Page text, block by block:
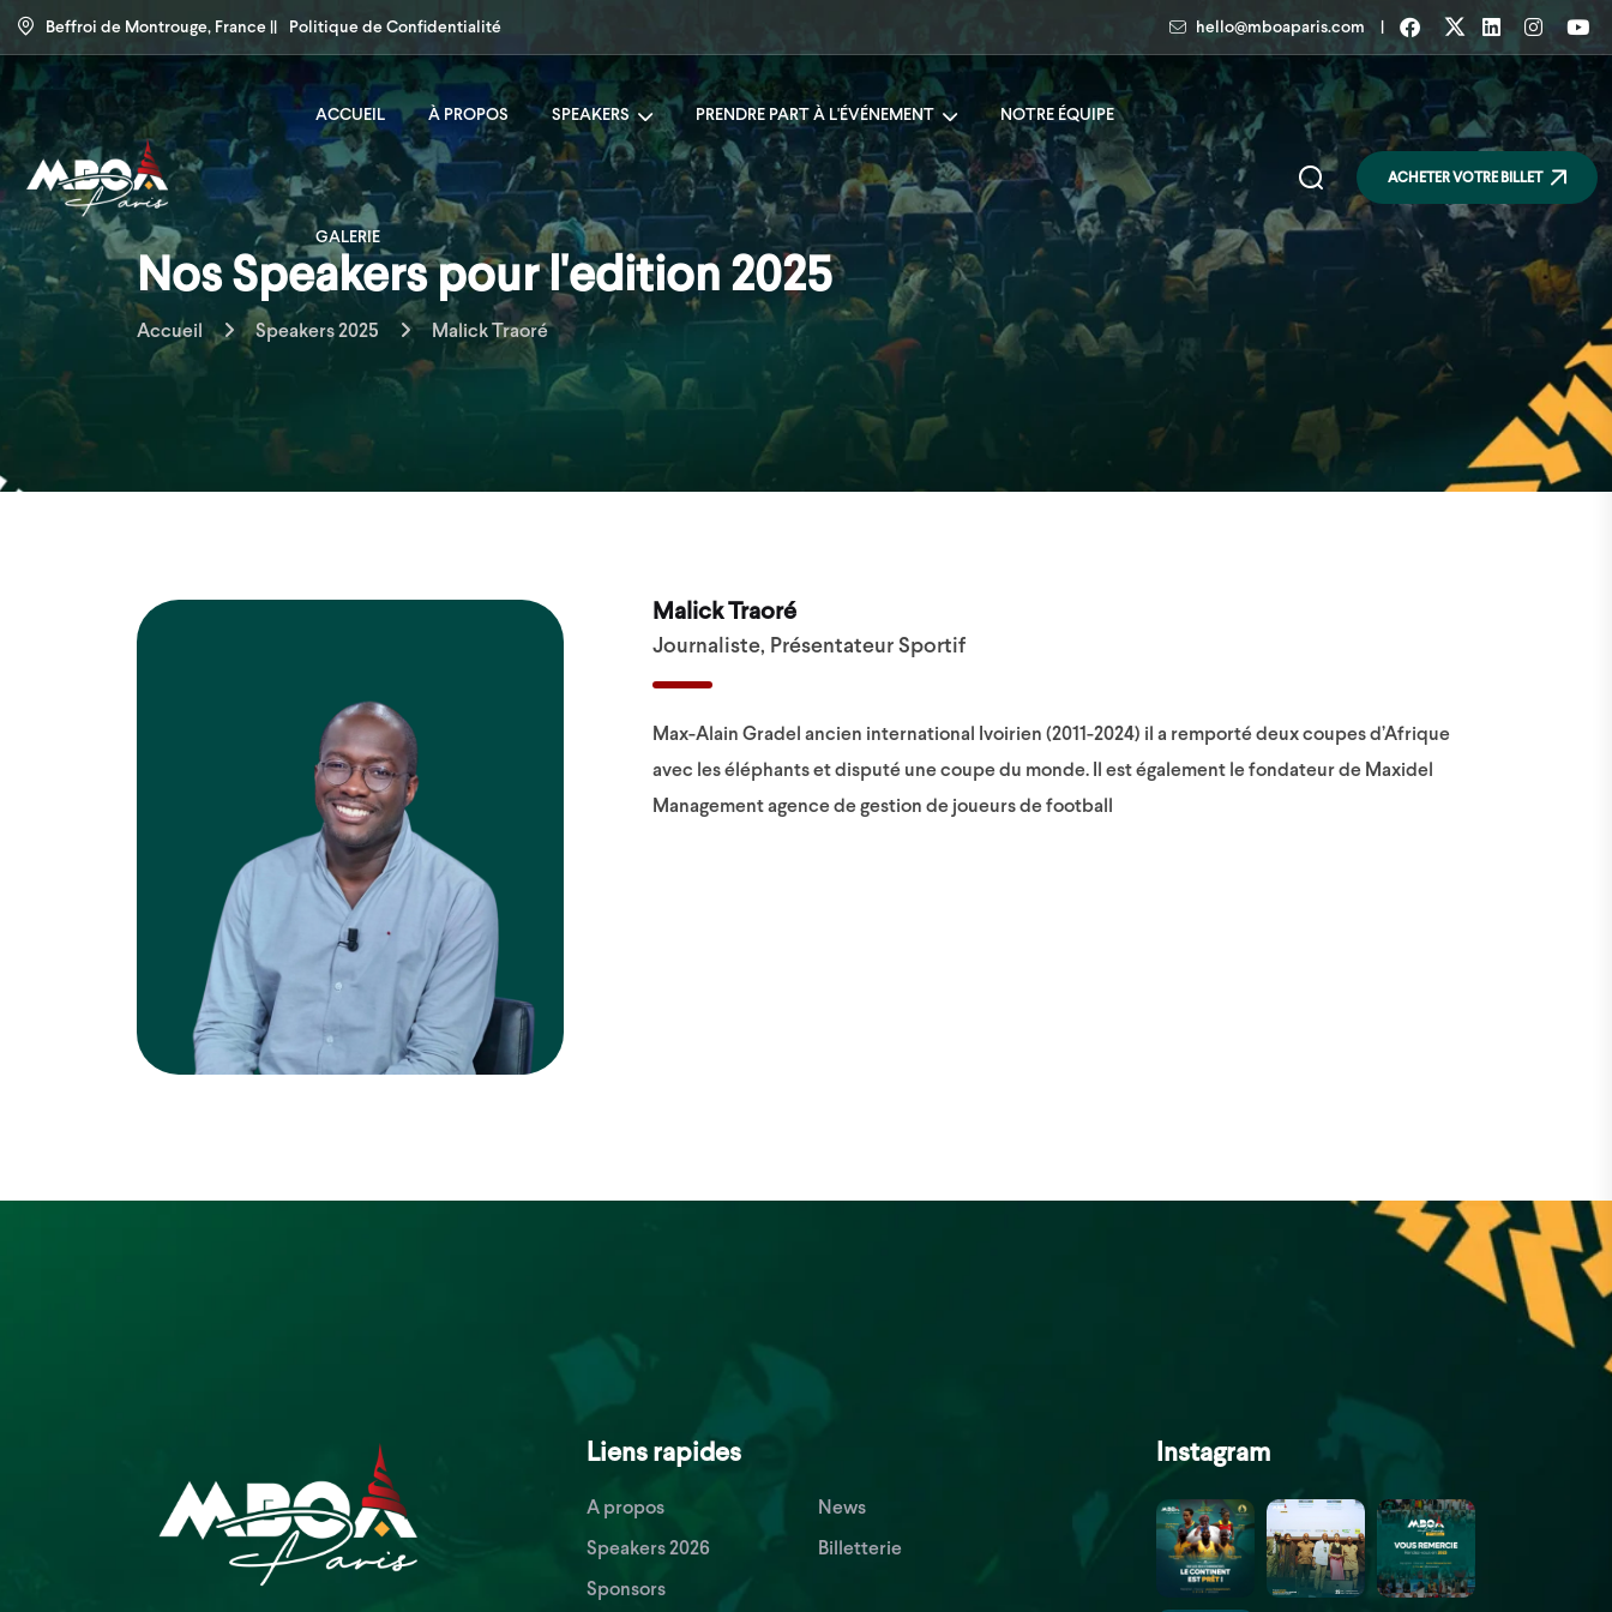
Beffroi de Montrouge, France || Politique de Confidentialité hello@mboaparis.com
ACCUEIL À PROPOS SPEAKERS PRENDRE PART À L'ÉVÉNEMENT NOTRE ÉQUIPE
GALERIE
ACHETER VOTRE BILLET
Nos Speakers pour l'edition 2025
Accueil Speakers 2025 Malick Traoré
Malick Traoré
Journaliste, Présentateur Sportif
Max-Alain Gradel ancien international Ivoirien (2011-2024) il a remporté deux coupes d’Afrique
avec les éléphants et disputé une coupe du monde. Il est également le fondateur de Maxidel
Management agence de gestion de joueurs de football
Liens rapides
A propos
Speakers 2026
Sponsors
News
Billetterie
Instagram